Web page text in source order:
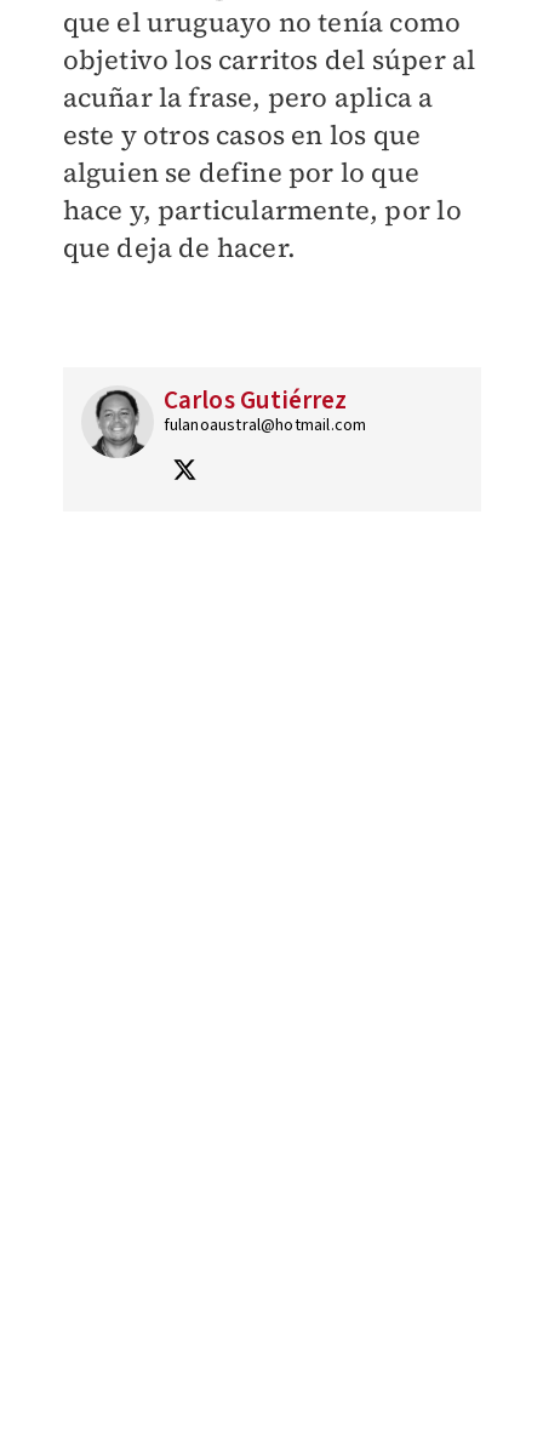
que el uruguayo no tenía como
objetivo los carritos del súper al
acuñar la frase, pero aplica a
este y otros casos en los que
alguien se define por lo que
hace y, particularmente, por lo
que deja de hacer.
Carlos Gutiérrez
fulanoaustral@hotmail.com